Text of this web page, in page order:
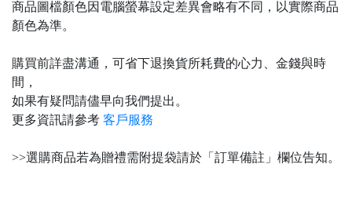
商品圖檔顏色因電腦螢幕設定差異會略有不同，以實際商品
顏色為準。
購買前詳盡溝通，可省下退換貨所耗費的心力、金錢與時
間，
如果有疑問請儘早向我們提出。
更多資訊請參考 客戶服務
>>選購商品若為贈禮需附提袋請於「訂單備註」欄位告知。